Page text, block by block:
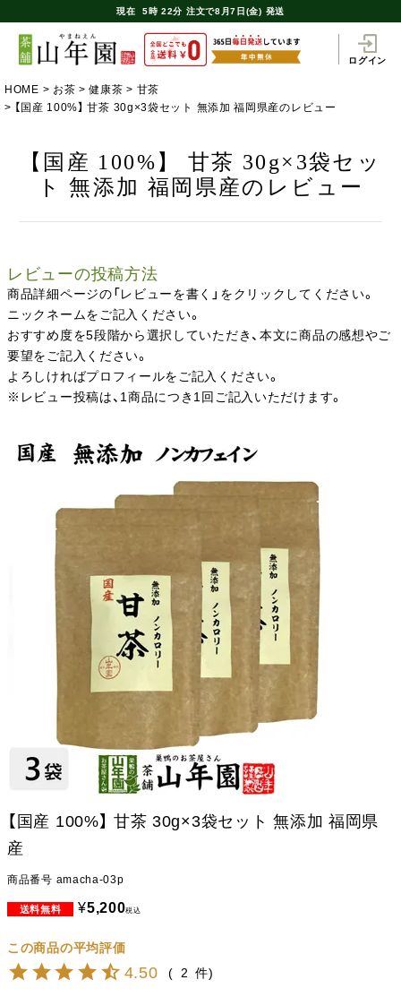
現在 5時 22分 注文で8月7日(金) 発送
ログイン
HOME お茶 健康茶
甘茶
【国産 100%】 甘茶 30g×3袋セット 無添加 福岡県産のレビュー
【国産 100%】 甘茶 30g×3袋セッ
ト 無添加 福岡県産のレビュー
レビューの投稿方法
商品詳細ページの「レビューを書く」をクリックしてください。
ニックネームをご記入ください。
おすすめ度を5段階から選択していただき、本文に商品の感想やご
要望をご記入ください。
よろしければプロフィールをご記入ください。
※レビュー投稿は、1商品につき1回ご記入いただけます。
【国産 100%】 甘茶 30g×3袋セット 無添加 福岡県
産
商品番号 amacha-03p
¥5,200税込
4.50 2